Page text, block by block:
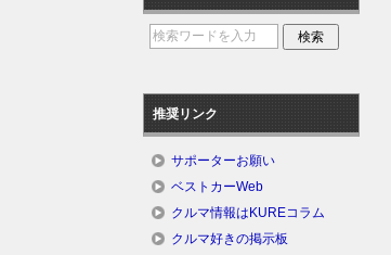
推奨リンク
サポーターお願い
ベストカーWeb
クルマ情報はKUREコラム
クルマ好きの掲示板